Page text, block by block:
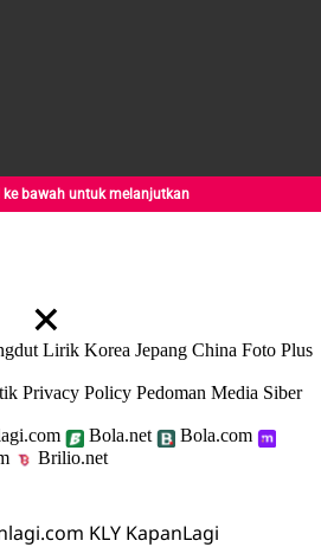
ke bawah untuk melanjutkan
Lirik Korea Jepang China Foto Plus
Privacy Policy Pedoman Media Siber
Bola.net
Bola.com
Brilio.net
KLY KapanLagi